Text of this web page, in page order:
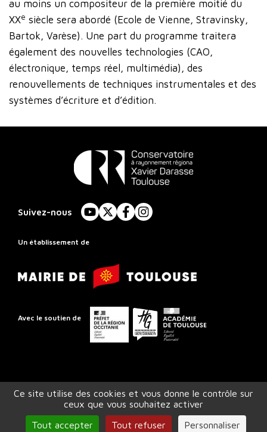
Ce site utilise des cookies et vous donne le contrôle sur
ceux que vous souhaitez activer
Tout accepter
Tout refuser Personnaliser
au moins un compositeur de la première moitié du
XXe siècle sera abordé (Ecole de Vienne, Stravinsky,
Bartok, Varèse). Une part du programme traitera
également des nouvelles technologies (CAO,
électronique, temps réel, multimédia), des
renouvellements de techniques instrumentales et des
systèmes d’écriture et d’édition.
Rayonnement
Régional
Toulouse
Suivez-nous
YouTube
X FacebookInstagram
Un établissement de
Mairie
de
Avec le soutien de
Préfet
de
la
Conseil
départemental
Garonne
Académie
de
Accessibilité (partiellement conforme)
Plan du site
Gestion des cookies